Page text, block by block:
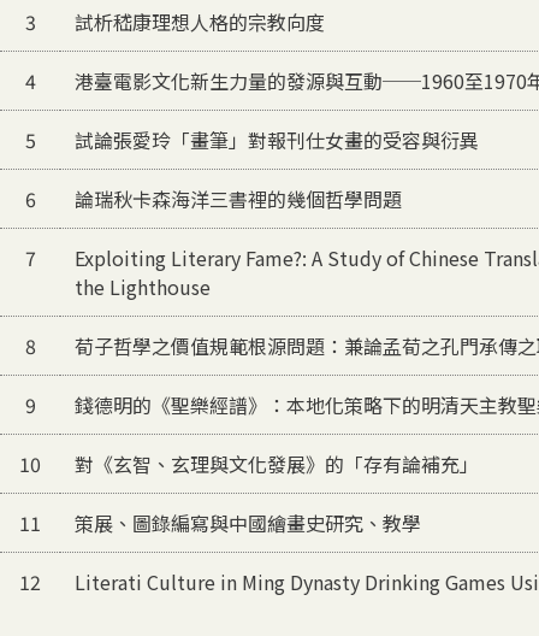
3 試析嵇康理想人格的宗教向度
4 港臺電影文化新生力量的發源與互動──1960至1970
5 試論張愛玲「畫筆」對報刊仕女畫的受容與衍異
6 論瑞秋卡森海洋三書裡的幾個哲學問題
7
Exploiting Literary Fame?: A Study of Chinese
the Lighthouse
8 荀子哲學之價值規範根源問題：兼論孟荀之孔門承傳
9 錢德明的《聖樂經譜》：本地化策略下的明清天主教
10 對《玄智、玄理與文化發展》的「存有論補充」
11 策展、圖錄編寫與中國繪畫史研究、教學
12 Literati Culture in Ming Dynasty Drinking Games